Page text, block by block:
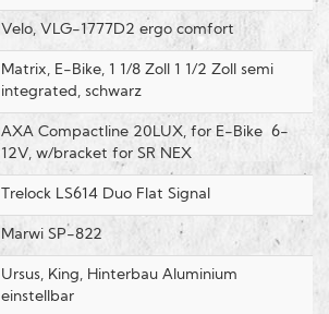
Velo, VLG-1777D2 ergo comfort
Matrix, E-Bike, 1 1/8 Zoll 1 1/2 Zoll semi
integrated, schwarz
AXA Compactline 20LUX, for E-Bike 6-
12V, w/bracket for SR NEX
Trelock LS614 Duo Flat Signal
Marwi SP-822
Ursus, King, Hinterbau Aluminium
einstellbar